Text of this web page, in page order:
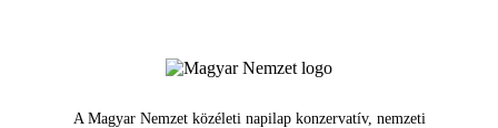
A Magyar Nemzet közéleti napilap konzervatív, nemzeti